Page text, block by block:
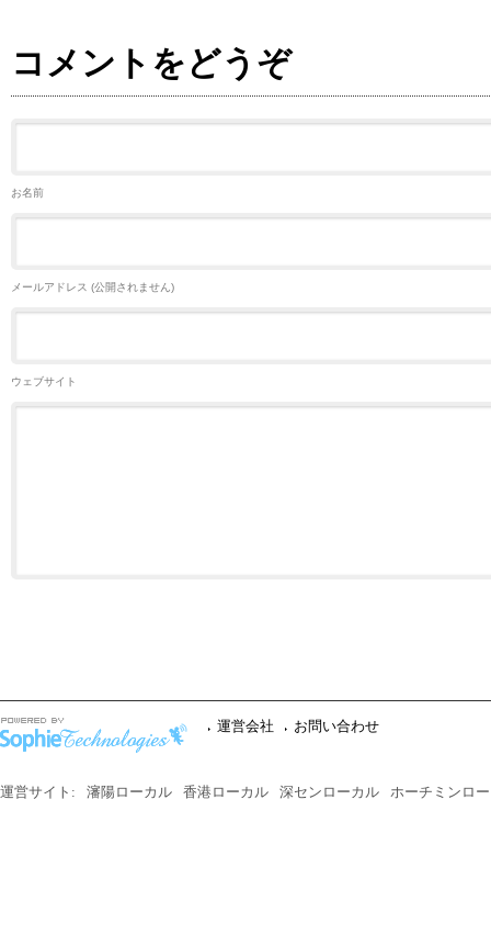
コメントをどうぞ
お名前
メールアドレス (公開されません)
ウェブサイト
運営会社 お問い合わせ
運営サイト: 瀋陽ローカル 香港ローカル 深センローカル ホーチミンロ